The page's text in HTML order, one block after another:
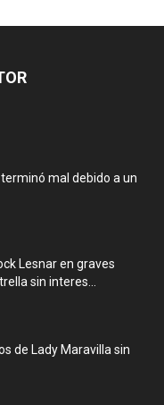
terminó mal debido a un
Lesnar en graves
sin interes...
de Lady Maravilla sin